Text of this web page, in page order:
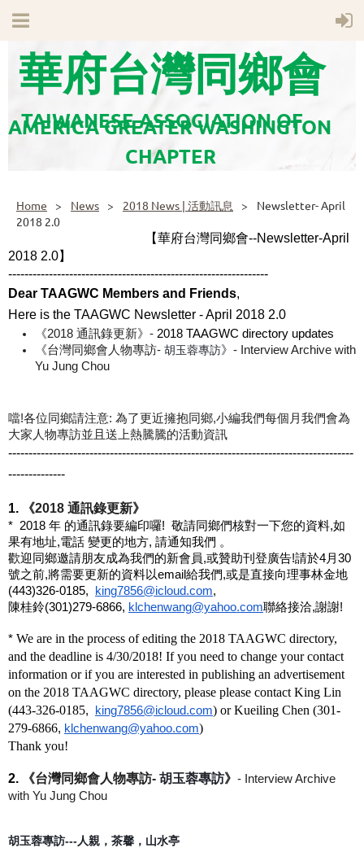
華府台灣同鄉會
TAIWANESE ASSOCIATION OF
AMERICA GREATER WASHINGTON
CHAPTER
Home News 2018 News | 活動訊息
Newsletter- April
2018 2.0
【華府台灣同鄉會--Newsletter-April
2018 2.0】
----------------------------------------------------------------
Dear TAAGWC Members and Friends,
Here is the TAAGWC Newsletter - April 2018 2.0
《2018 通訊錄更新》- 2018 TAAGWC directory updates
《台灣同鄉會人物專訪- 胡玉蓉專訪》- Interview Archive with
Yu Jung Chou
噹!各位同鄉請注意: 為了更近擁抱同鄉,小編我們每個月我們會為
大家人物專訪並且送上熱騰騰的活動資訊
-------------------------------------------------------------------------------------
--------------
1. 《2018 通訊錄更新》
*  2018 年 的通訊錄要編印囉!  敬請同鄉們核對一下您的資料,如
果有地址,電話 變更的地方, 請通知我們 。
歡迎同鄉邀請朋友成為我們的新會員,或贊助刊登廣告!請於4月30
號之前,將需要更新的資料以email給我們,或是直接向理事林金地
(443)326-0185, king7856@icloud.com,
陳桂鈴(301)279-6866, klchenwang@yahoo.com聯絡接洽,謝謝!
* We are in the process of editing the 2018 TAAGWC directory,
and the deadline is 4/30/2018! If you need to change your contact
information or if you are interested in publishing an advertisement
on the 2018 TAAGWC directory, please please contact King Lin
(443-326-0185, king7856@icloud.com) or Kueiling Chen (301-
279-6866, klchenwang@yahoo.com)
Thank you!
2. 《台灣同鄉會人物專訪- 胡玉蓉專訪》 - Interview Archive
with Yu Jung Chou
胡玉蓉專訪---人親，茶馨，山水亭